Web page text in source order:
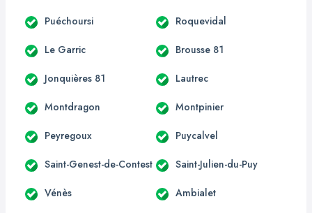
Puéchoursi Roquevidal
Le Garric Brousse 81
Jonquières 81 Lautrec
Montdragon Montpinier
Peyregoux Puycalvel
Saint-Genest-de-Contest Saint-Julien-du-Puy
Vénès Ambialet